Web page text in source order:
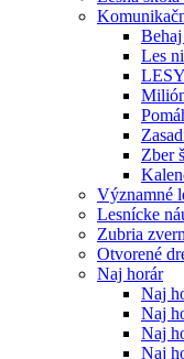
Les
Zber
Významné
Lesnícke
Zubria
Otvorené
Naj horár
Naj
Naj
Naj
Naj